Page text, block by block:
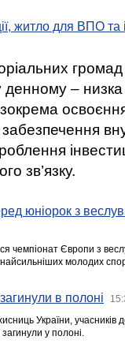
житло для ВПО
громад
денному –
освоєння
забезпечення
зв’язку.
юніорок з
чемпіонат Європи з
молодих
в полоні
України,
загинули у полоні.